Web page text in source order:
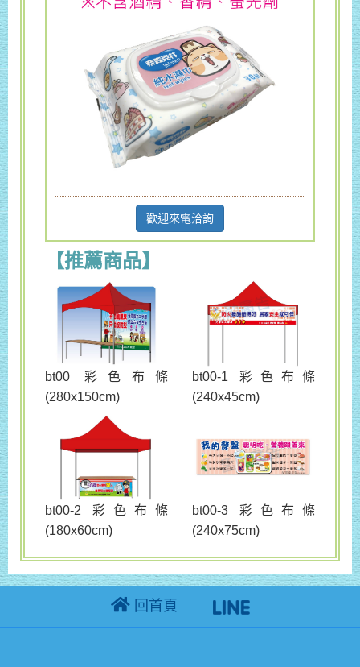
歡迎來電洽詢
【推薦商品】
bt00 彩色布條
(280x150cm)
bt00-1 彩色布條
(240x45cm)
bt00-2 彩色布條
(180x60cm)
bt00-3 彩色布條
(240x75cm)
回首頁